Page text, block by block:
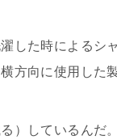
した時によるシ
方向に使用した
）しているんだ。